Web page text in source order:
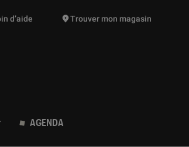
de produits vont vous être proposées
d’aide Trouver mon magasin
AGENDA